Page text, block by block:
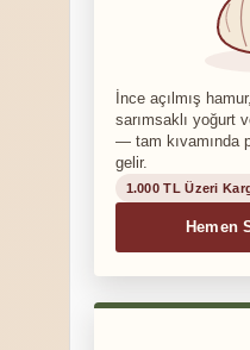
İnce açılmış
sarımsaklı yoğurt
— tam kıvamında
gelir.
1.000 TL Üzeri
Hemen